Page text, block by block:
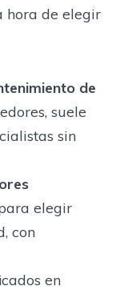
hora de elegir
de
suele
sin
elegir
con
en